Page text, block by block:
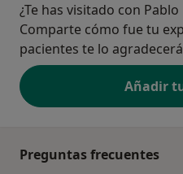
¿Te has visitado con
Comparte cómo fue tu
pacientes te lo
Añadir
Preguntas frecuentes